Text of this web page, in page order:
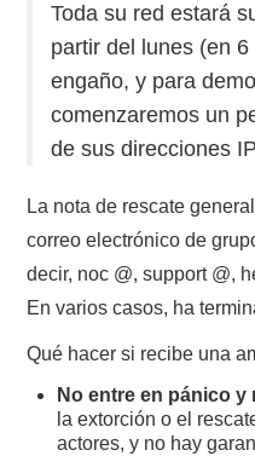
Toda su red estará
partir del lunes (en
engaño, y para
comenzaremos un
de sus direcciones
La nota de rescate
correo electrónico de
decir, noc @, support @,
En varios casos, ha
Qué hacer si recibe una
No entre en pánico
la extorción o el
actores, y no hay